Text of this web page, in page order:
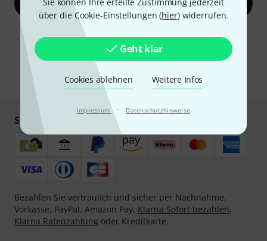
über die Cookie-Einstellungen (hier) widerrufen.
Geht klar
Cookies ablehnen Weitere Infos
Impressum · Datenschutzhinweise
Jetzt anmelden
Mit Klick auf „Jetzt anmelden“ stimmen Sie dem Erhalt von E-Mail-
Werbung und einer Messung des E-Mail-Nutzungsverhaltens zu. Die
Abmeldung ist jederzeit möglich. Weitere Informationen finden Sie in
unserenDatenschutzhinweisen.
* Pflichtfeld
Sicher einkaufen & bezahlen
Bezahlen Sie vertraulich und sicher per Nachnahme,
Vorkasse, PayPal, Amazon Pay, Klarna Sofort bezahlen,
Klarna Ratenzahlung oder Kreditkarte.